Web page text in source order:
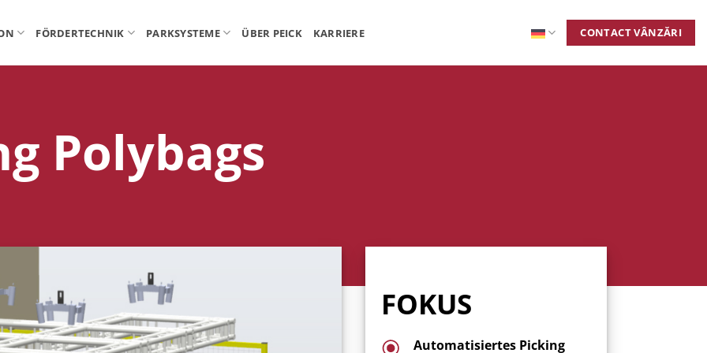
FÖRDERTECHNIK PARKSYSTEME ÜBER PEICK KARRIERE CONTACT VÂNZĂRI
Polybags
FOKUS
Automatisiertes Picking